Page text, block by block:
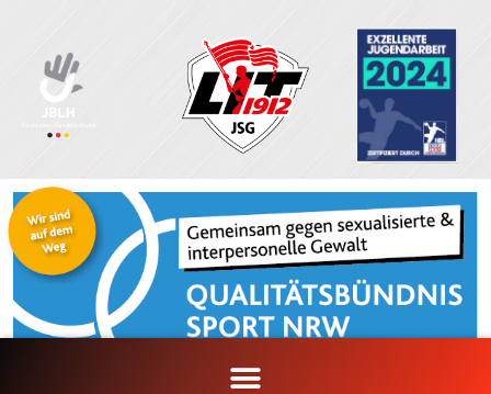
springen